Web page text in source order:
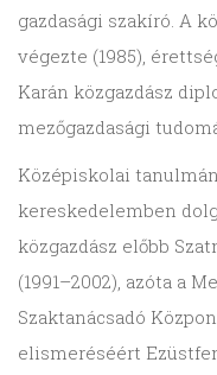
gazdasági szakíró. A
végezte (1985),
Karán közgazdász
mezőgazdasági
Középiskolai
kereskedelemben
közgazdász előbb
(1991–2002), azóta a
Szaktanácsadó
elismeréséért